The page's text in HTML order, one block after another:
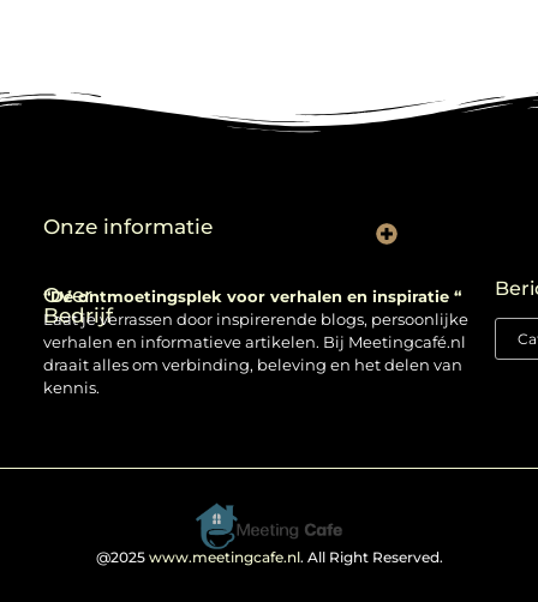
Over
Bedrijf
“Dé ontmoetingsplek voor verhalen en inspiratie “
Laat je verrassen door inspirerende blogs, persoonlijke
verhalen en informatieve artikelen. Bij Meetingcafé.nl
draait alles om verbinding, beleving en het delen van
kennis.
Onze informatie
@2025 www.meetingcafe.nl. All Right Reserved.